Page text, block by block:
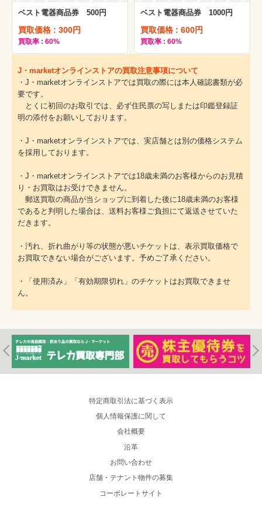
ベスト電器商品券 500円
買取価格 : 300円
買取率 : 60%
ベスト電器商品券 1000円
買取価格 : 600円
買取率 : 60%
J・marketオンラインストアの買取注意事項について
・J・marketオンラインストアでは買取の際には本人確認書類が必
要です。
とくに初回のお取引では、必ず住民票の写しまたは印鑑登録証
明の添付をお願いしております。
・J・marketオンラインストアでは、実店舗とは別の価格システム
を採用しております。
・J・marketオンラインストアでは18歳未満のお客様からのお見積
り・お買取はお受けできません。
郵送買取の商品が当ショップに到着した後に18歳未満のお客様
であると判明した場合は、送料お客様ご負担にて返送させていた
だきます。
・汚れ、折れ曲がり等の状態が悪いチケットは、表示買取価格で
お買取できない場合がございます。予めご了承ください。
・「使用済み」「有効期限切れ」のチケットはお買取できませ
ん。
特定商取引法に基づく表示
個人情報保護に関して
会社概要
沿革
お問い合わせ
店舗・テナント物件の募集
コーポレートサイト